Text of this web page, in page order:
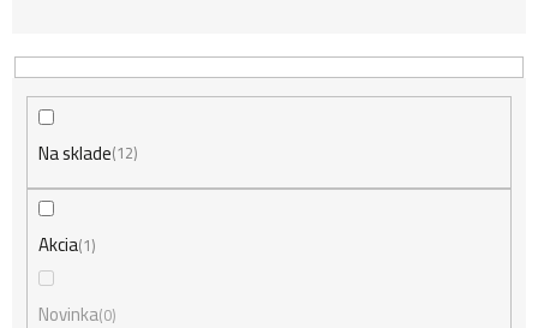
a
d
eNa sklade 12
Akcia 1
Novinka 0